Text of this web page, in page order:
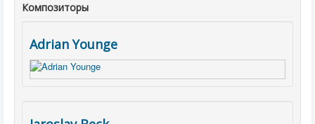
Композиторы
Adrian Younge